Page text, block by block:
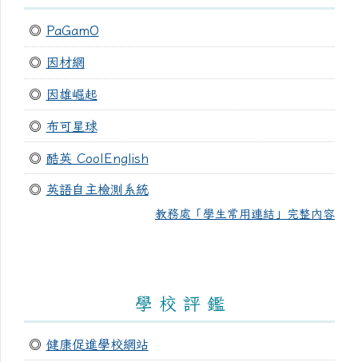
◎ PaGamO
◎ 因材網
◎ 因雄崛起
◎ 布可星球
◎ 酷英 CoolEnglish
◎ 英語自主檢測系統
教務處「學生常用連結」完整內容
學 校 評 鑑
◎ 健康促進學校網站